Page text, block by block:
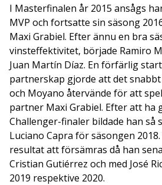
I Masterfinalen år 2015 ansågs
MVP och fortsatte sin säsong
Maxi Grabiel. Efter ännu en bra
vinsteffektivitet, började Ramiro
Juan Martín Díaz. En förfärlig
partnerskap gjorde att det
och Moyano återvände för att
partner Maxi Grabiel. Efter att ha
Challenger-finaler bildade han så
Luciano Capra för säsongen
resultat att försämras då han
Cristian Gutiérrez och med José
2019 respektive 2020.